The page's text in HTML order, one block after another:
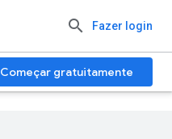
Fazer login
Começar gratuitamente